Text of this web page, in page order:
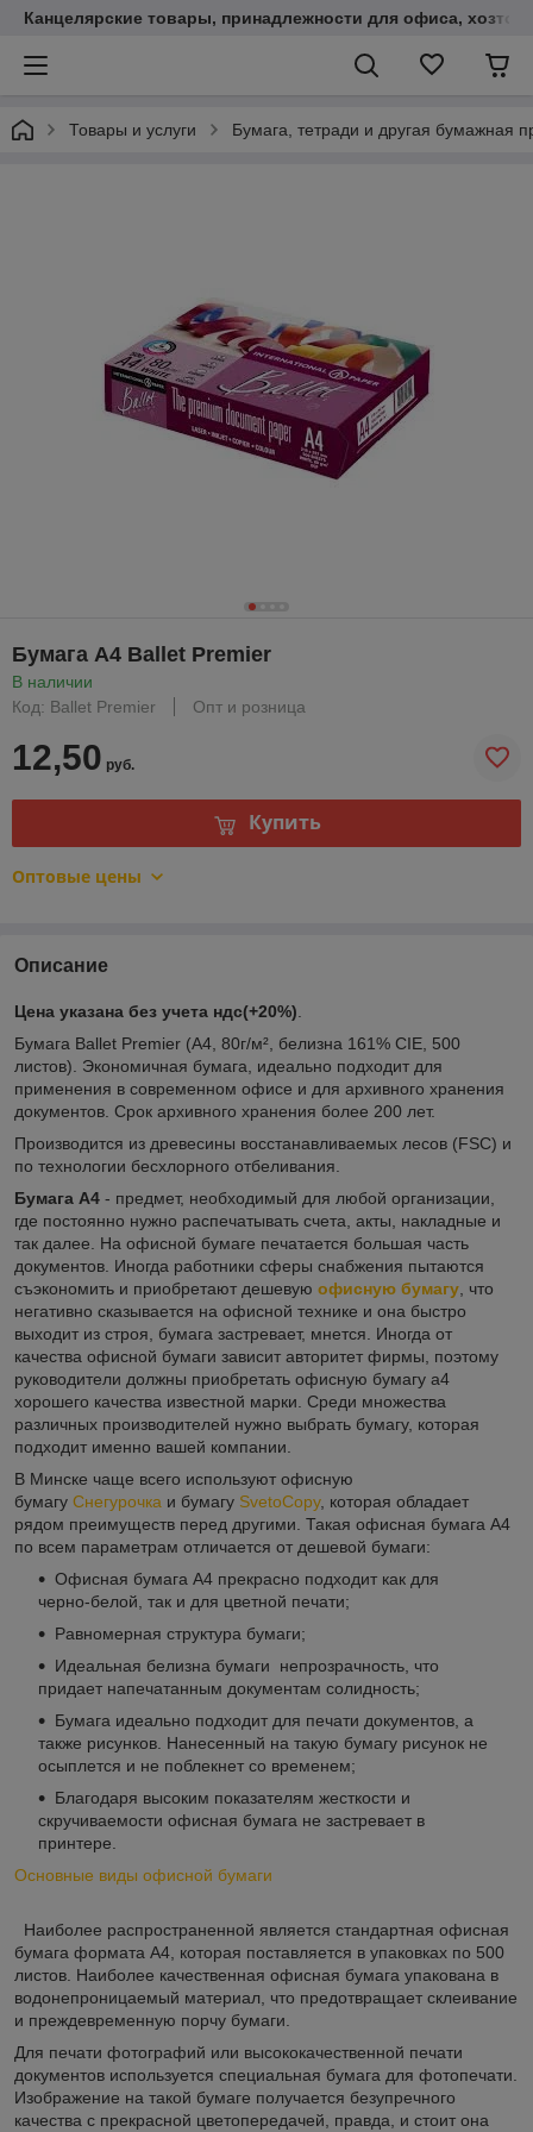
Канцелярские товары, принадлежности для офиса,
Товары и услуги Бумага, тетради и другая бумажная
Бумага А4 Ballet Premier
В наличии
Код: Ballet Premier
Опт и розница
12,50 руб.
Купить
Оптовые цены
Описание
Цена указана без учета ндс(+20%)
Бумага Ballet Premier (A4, 80г/м², белизна 161% CIE, 500
листов). Экономичная бумага, идеально подходит для
применения в современном офисе и для архивного хранения
документов. Срок архивного хранения более 200 лет.
Производится из древесины восстанавливаемых лесов (FSC) и
по технологии бесхлорного отбеливания.
Бумага А4 - предмет, необходимый для любой организации,
где постоянно нужно распечатывать счета, акты, накладные и
так далее. На офисной бумаге печатается большая часть
документов. Иногда работники сферы снабжения пытаются
съэкономить и приобретают дешевую офисную бумагу , что
негативно сказывается на офисной технике и она быстро
выходит из строя, бумага застревает, мнется. Иногда от
качества офисной бумаги зависит авторитет фирмы, поэтому
руководители должны приобретать офисную бумагу а4
хорошего качества известной марки. Среди множества
различных производителей нужно выбрать бумагу, которая
подходит именно вашей компании.
В Минске чаще всего используют офисную
бумагу Снегурочка и бумагу SvetoCopy, которая обладает
рядом преимуществ перед другими. Такая офисная бумага А4
по всем параметрам отличается от дешевой бумаги:
Офисная бумага А4 прекрасно подходит как для
черно-белой, так и для цветной печати;
Равномерная структура бумаги;
Идеальная белизна бумаги непрозрачность, что
придает напечатанным документам солидность;
Бумага идеально подходит для печати документов, а
также рисунков. Нанесенный на такую бумагу рисунок не
осыплется и не поблекнет со временем;
Благодаря высоким показателям жесткости и
скручиваемости офисная бумага не застревает в
принтере.
Основные виды офисной бумаги
Наиболее распространенной является стандартная офисная
бумага формата А4, которая поставляется в упаковках по 500
листов. Наиболее качественная офисная бумага упакована в
водонепроницаемый материал, что предотвращает склеивание
и преждевременную порчу бумаги.
Для печати фотографий или высококачественной печати
документов используется специальная бумага для фотопечати.
Изображение на такой бумаге получается безупречного
качества с прекрасной цветопередачей, правда, и стоит она